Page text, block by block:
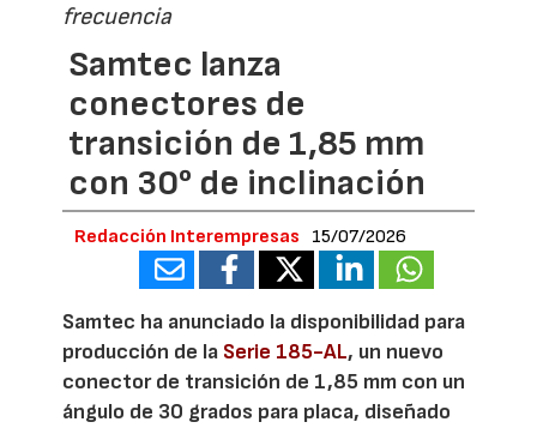
frecuencia
Samtec lanza
conectores de
transición de 1,85 mm
con 30° de inclinación
Redacción Interempresas 15/07/2026
Samtec ha anunciado la disponibilidad para
producción de la Serie 185-AL, un nuevo
conector de transición de 1,85 mm con un
ángulo de 30 grados para placa, diseñado